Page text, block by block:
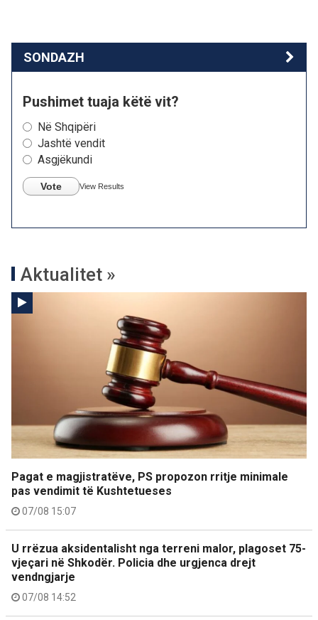
SONDAZH
Pushimet tuaja këtë vit?
Në Shqipëri
Jashtë vendit
Asgjëkundi
Vote View Results
Aktualitet »
Pagat e magjistratëve, PS propozon rritje minimale
pas vendimit të Kushtetueses
07/08 15:07
U rrëzua aksidentalisht nga terreni malor, plagoset 75-
vjeçari në Shkodër. Policia dhe urgjenca drejt
vendngjarje
07/08 14:52